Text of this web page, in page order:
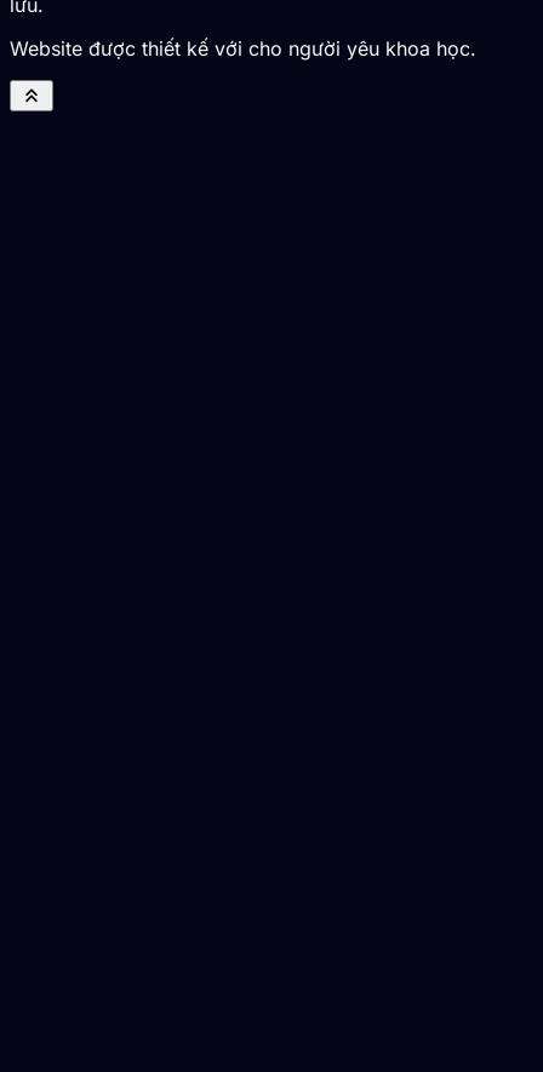
Website được thiết kế với cho người yêu khoa học.
keyboard_double_arrow_up